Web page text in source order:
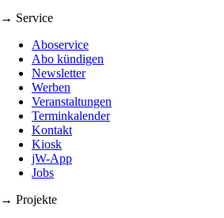
→ Service
Aboservice
Abo kündigen
Newsletter
Werben
Veranstaltungen
Terminkalender
Kontakt
Kiosk
jW-App
Jobs
→ Projekte